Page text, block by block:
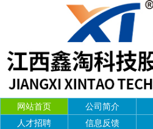
网站首页 公司简介
人才招聘
信息反馈